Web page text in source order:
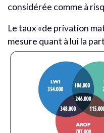
considérée comme à
Le taux «de privation
mesure quant à lui la